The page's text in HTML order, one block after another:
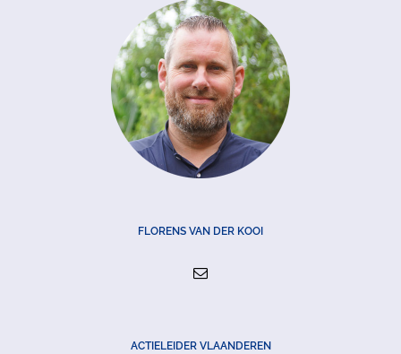
FLORENS VAN DER KOOI
ACTIELEIDER VLAANDEREN